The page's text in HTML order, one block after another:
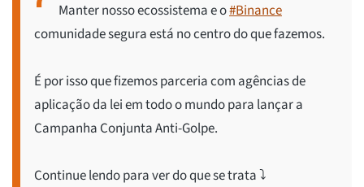
Manter nosso ecossistema e o#Binance
comunidade segura está no centro do que fazemos.
É por isso que fizemos parceria com agências de
aplicação da lei em todo o mundo para lançar a
Campanha Conjunta Anti-Golpe.
Continue lendo para ver do que se trata ⤵️